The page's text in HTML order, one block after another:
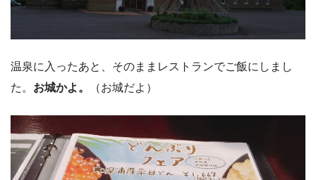
温泉に入ったあと、そのままレストランでご飯にしまし
た。 お城かよ。 （お城だよ）